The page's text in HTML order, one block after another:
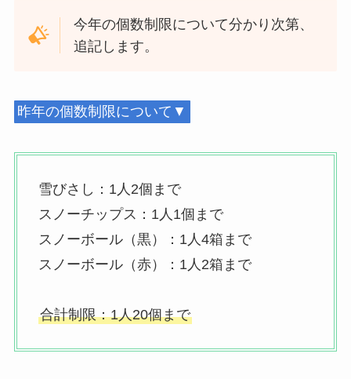
今年の個数制限について分かり次第、
追記します。
昨年の個数制限について▼
雪びさし：1人2個まで
スノーチップス：1人1個まで
スノーボール（黒）：1人4箱まで
スノーボール（赤）：1人2箱まで
合計制限：1人20個まで